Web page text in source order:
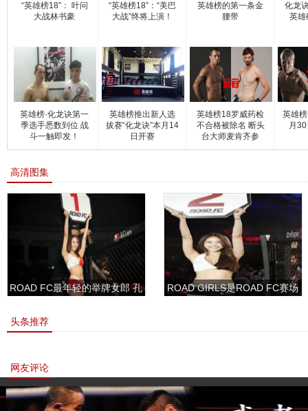
“英雄榜18”： 叶问
大战林书豪
“英雄榜18”：“美巴
大战”终将上演！
英雄榜的第一条金
腰带
化龙
英雄
英雄榜·化龙诀第一
季选手悉数到位 战
斗一触即发！
英雄榜推出新人选
拔赛“化龙诀”本月14
日开赛
英雄榜18罗威药检
不合格被除名 断头
台大师麦肯齐参
英雄
月
高清图集
ROAD FC最年轻的举牌女郎 孔
ROAD GIRLS是ROAD FC赛场
头条推荐
网友评论